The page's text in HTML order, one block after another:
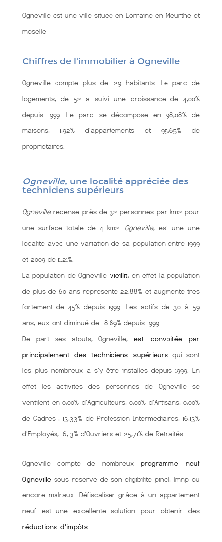
Ogneville est une ville située en Lorraine en Meurthe et
moselle
Chiffres de l'immobilier à Ogneville
Ogneville compte plus de 129 habitants. Le parc de
logements, de 52 a suivi une croissance de 4,00%
depuis 1999. Le parc se décompose en 98,08% de
maisons, 1,92% d'appartements et 95,65% de
propriétaires.
Ogneville, une localité appréciée des
techniciens supérieurs
Ognevillerecense près de 32 personnes par km2 pour
une surface totale de 4 km2. Ogneville, est une une
localité avec une variation de sa population entre 1999
et 2009 de 11.21%.
La population de Ogneville vieillit, en effet la population
de plus de 60 ans représente 22.88% et augmente très
fortement de 45% depuis 1999. Les actifs de 30 à 59
ans, eux ont diminué de -8.89% depuis 1999.
De part ses atouts, Ogneville,est convoitée par
principalement des techniciens supérieurs qui sont
les plus nombreux à s'y être installés depuis 1999. En
effet les activités des personnes de Ogneville se
ventilent en 0,00% d'Agriculteurs, 0,00% d'Artisans, 0,00%
de Cadres , 13,33% de Profession Intermédiaires, 16,13%
d'Employés, 16,13% d'Ouvriers et 25,71% de Retraités.
Ogneville compte de nombreuxprogramme neuf
Ogneville sous réserve de son éligibilité pinel, lmnp ou
encore malraux. Défiscaliser grâce à un appartement
neuf est une excellente solution pour obtenir des
réductions d'impôts